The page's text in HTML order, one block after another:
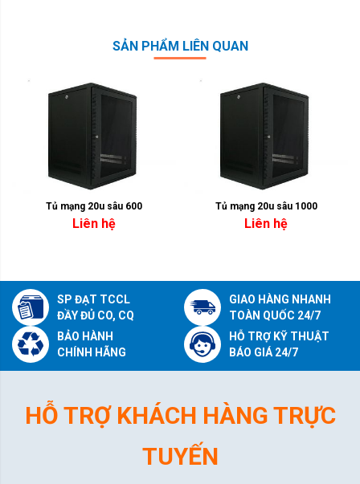
SẢN PHẨM LIÊN QUAN
Tủ mạng 20u sâu 600
Liên hệ
Tủ mạng 20u sâu 1000
Liên hệ
SP ĐẠT TCCL
ĐẦY ĐỦ CO, CQ
GIAO HÀNG NHANH
TOÀN QUỐC 24/7
BẢO HÀNH
CHÍNH HÃNG
HỖ TRỢ KỸ THUẬT
BÁO GIÁ 24/7
HỖ TRỢ KHÁCH HÀNG TRỰC
TUYẾN